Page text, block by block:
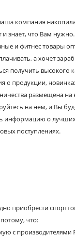
компания
знает, что Вам
и фитнес товары
а хочет
получить высокого
о продукции,
размещена
на нем, и Вы
информацию о
поступлениях.
приобрести
что:
с производителями